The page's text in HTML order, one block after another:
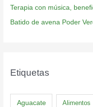
Terapia con música,
Batido de avena Poder
Etiquetas
Aguacate Alimentos